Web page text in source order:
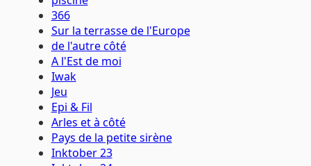
366
Sur la terrasse de l'Europe
de l'autre côté
A l'Est de moi
Iwak
Jeu
Epi & Fil
Arles et à côté
Pays de la petite sirène
Inktober 23